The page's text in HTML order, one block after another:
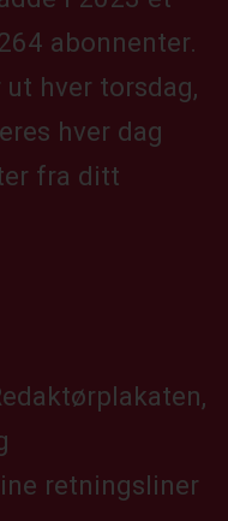
abonnenter.
hver torsdag,
hver dag
fra ditt
retningsliner